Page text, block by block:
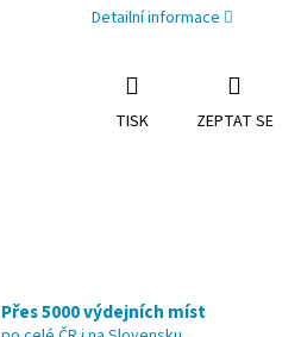
Detailní informace
TISK ZEPTAT SE
Přes 5000 výdejních míst